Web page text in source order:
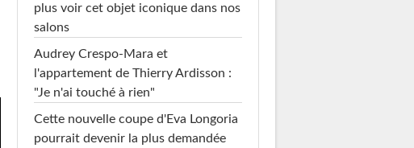
plus voir cet objet iconique dans nos
salons
Audrey Crespo-Mara et
l'appartement de Thierry Ardisson :
"Je n'ai touché à rien"
Cette nouvelle coupe d'Eva Longoria
pourrait devenir la plus demandée